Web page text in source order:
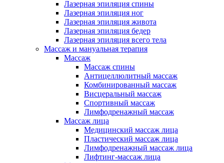
Лазерная эпиляция спины
Лазерная эпиляция ног
Лазерная эпиляция живота
Лазерная эпиляция бедер
Лазерная эпиляция всего тела
Массаж и мануальная терапия
Массаж
Массаж спины
Антицеллюлитный массаж
Комбинированный массаж
Висцеральный массаж
Спортивный массаж
Лимфодренажный массаж
Массаж лица
Медицинский массаж лица
Пластический массаж лица
Лимфодренажный массаж лица
Лифтинг-массаж лица